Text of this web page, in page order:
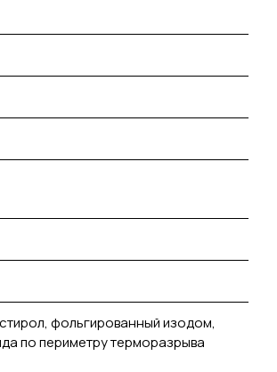
фольгированный изодом,
по периметру терморазрыва